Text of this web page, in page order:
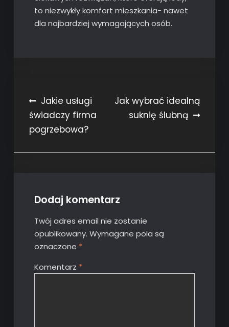
to niezwykły komfort mieszkania- nawet
dla najbardziej wymagających osób.
Nawigacja
wpisu
Jakie usługi
świadczy firma
pogrzebowa?
Jak wybrać idealną
suknię ślubną
Dodaj komentarz
Twój adres email nie zostanie
opublikowany. Wymagane pola są
oznaczone *
Komentarz *